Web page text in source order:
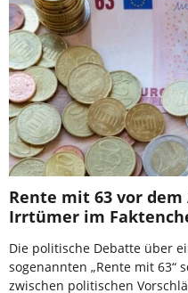
Rente mit 63 vor
Irrtümer im
Die politische Debatte über
sogenannten „Rente mit 63“
zwischen politischen